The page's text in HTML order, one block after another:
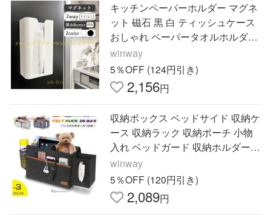
キッチンペーパーホルダー マグネ
ット 磁石 黒 白 ティッシュケース
おしゃれ ペーパータオルホルダー
壁掛け 置き型 高さ ポリ袋 収納 テ
ィッシュカバー ケース
winway
5％OFF (124円引き)
2,156円
収納ボックス ベッドサイド 収納ケ
ース 収納ラック 収納ポーチ 小物
入れ ベッドガード 収納ホルダー
ハンギング 吊り下げ 小物 収納 ポ
ーチ 入院 介護
winway
5％OFF (120円引き)
2,089円